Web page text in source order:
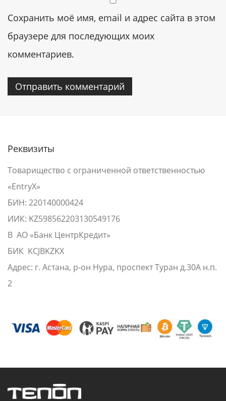
Сохранить моё имя, email и адрес сайта в этом
браузере для последующих моих
комментариев.
Реквизиты
Товарищество с ограниченной ответственностью
«EntryX»
БИН: 220140000424
ИИК: KZ598562203130549176
В АО «Банк ЦентрКредит»
БИК KCJBKZKX
Адрес: г. Астана, р-он Нура, проспект Туран д.30А н.п.
2